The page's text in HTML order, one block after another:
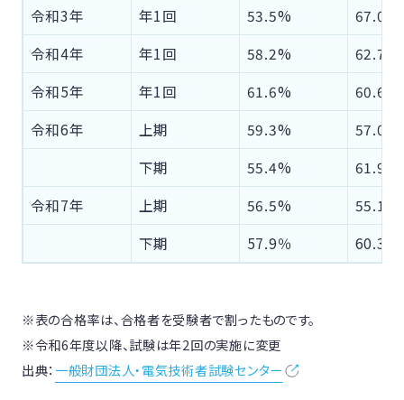
令和3年
年1回 53.5%
67.0%
令和4年
年1回 58.2%
62.7%
令和5年
年1回 61.6%
60.6%
令和6年
上期 59.3%
57.0%
下期
55.4%
61.9%
令和7年
上期 56.5%
55.1%
下期
57.9％ 60.3％
※表の合格率は、合格者を受験者で割ったものです。
※令和6年度以降、試験は年2回の実施に変更
出典：一般財団法人・電気技術者試験センター